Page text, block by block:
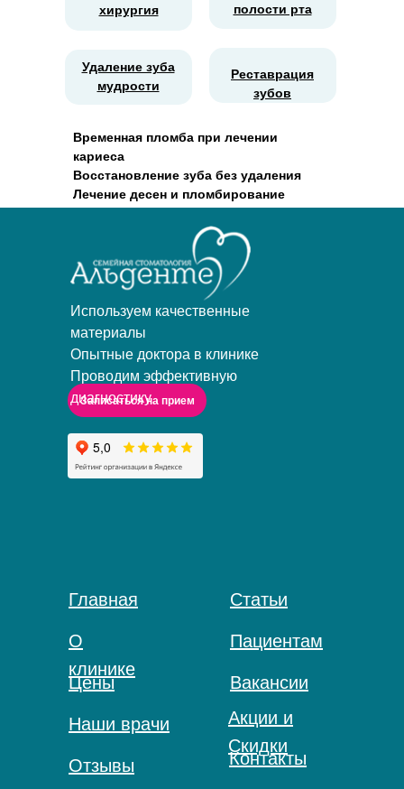
хирургия
Реставрация
зубов
Удаление зуба
мудрости
полости рта
Временная пломба при лечении
кариеса
Восстановление зуба без удаления
Лечение десен и пломбирование
Главная
О
клинике
Цены
Наши врачи
Отзывы
Статьи
Пациентам
Вакансии
Контакты
Записаться на прием
Акции и
Скидки
Используем качественные
материалы
Опытные доктора в клинике
Проводим эффективную
диагностику